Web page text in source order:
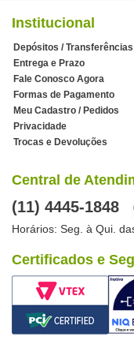
Institucional
Depósitos / Transferências
Entrega e Prazo
Fale Conosco Agora
Formas de Pagamento
Meu Cadastro / Pedidos
Privacidade
Trocas e Devoluções
Central de
(11) 4445-1848
Horários: Seg. à Qui.
Certificados e